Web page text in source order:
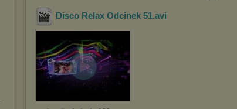
Disco Relax Odcinek 51.avi